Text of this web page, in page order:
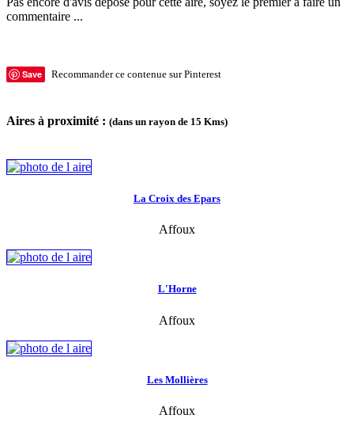
commentaire ...
Save Recommander ce contenue sur Pinterest
Aires à proximité : (dans un rayon de 15 Kms)
La Croix des Epars
Affoux
L'Horne
Affoux
Les Mollières
Affoux